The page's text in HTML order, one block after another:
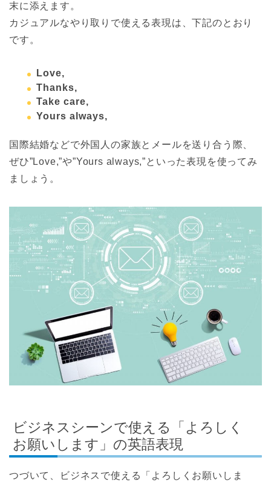
末に添えます。
カジュアルなやり取りで使える表現は、下記のとおり
です。
Love,
Thanks,
Take care,
Yours always,
国際結婚などで外国人の家族とメールを送り合う際、
ぜひ”Love,”や”Yours always,”といった表現を使ってみ
ましょう。
ビジネスシーンで使える「よろしく
お願いします」の英語表現
つづいて、ビジネスで使える「よろしくお願いしま